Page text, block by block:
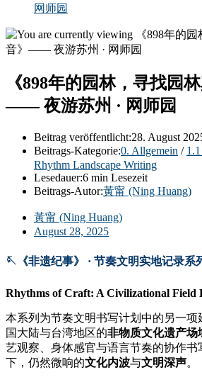
网师园
《898年的园林，寻找园
—— 夜游苏州 · 网师园
Beitrag veröffentlicht:28. August
Beitrags-Kategorie:0. Allgemein /
Rhythm Landscape Writing
Lesedauer:6 min Lesezeit
Beitrags-Autor:黃甯 (Ning Huang)
黃甯 (Ning Huang)
August 28, 2025
🪡《非遗纪事》 · 节奏文明实地记录系
Rhythms of Craft: A Civilizational Field
本系列为节奏文明书写计划中的另一项
国大陆与台湾地区的非物质文化遗产场
艺观察、身体感官与语言节奏的协作书
下，仍然微响的文化内波与文明深声。